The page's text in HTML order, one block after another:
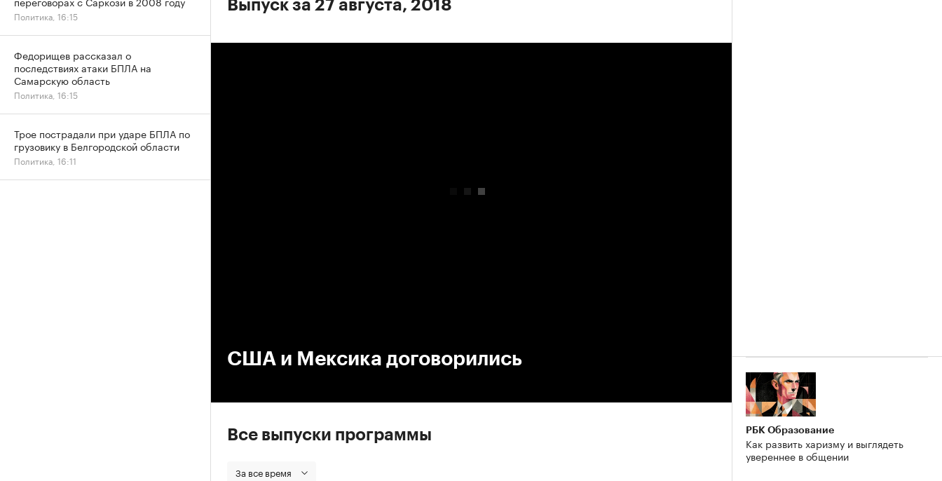
Выпуск за 27 августа, 2018
США и Мексика договорились
Все выпуски программы
За все время
РБК Образование
Как развить харизму и выглядеть
увереннее в общении
Политика, 16:15
Федорищев рассказал о
последствиях атаки БПЛА на
Самарскую область
Политика, 16:15
Трое пострадали при ударе БПЛА по
грузовику в Белгородской области
Политика, 16:11